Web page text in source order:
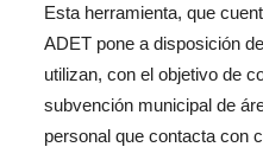
Esta herramienta, que
ADET pone a disposición
utilizan, con el objetivo de
subvención municipal de
personal que contacta con